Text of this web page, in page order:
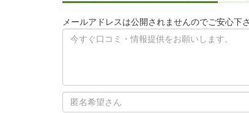
メールアドレスは公開されませんのでご安心下さ